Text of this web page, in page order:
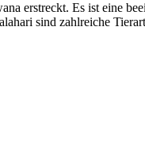
erstreckt. Es ist eine
sind zahlreiche